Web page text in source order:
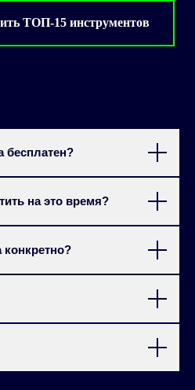
ТОП-15 инструментов
бесплатен?
на это время?
конкретно?